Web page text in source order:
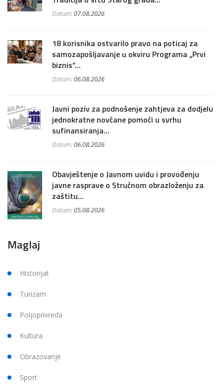
Datum:07.08.2026
18 korisnika ostvarilo pravo na poticaj za
samozapošljavanje u okviru Programa „Prvi
biznis“...
Datum:06.08.2026
Javni poziv za podnošenje zahtjeva za dodjelu
jednokratne novčane pomoći u svrhu
sufinansiranja...
Datum:06.08.2026
Obavještenje o Javnom uvidu i provođenju
javne rasprave o Stručnom obrazloženju za
zaštitu...
Datum:05.08.2026
Maglaj
Historijat
Turizam
Poljoprivreda
Kultura
Obrazovanje
Sport